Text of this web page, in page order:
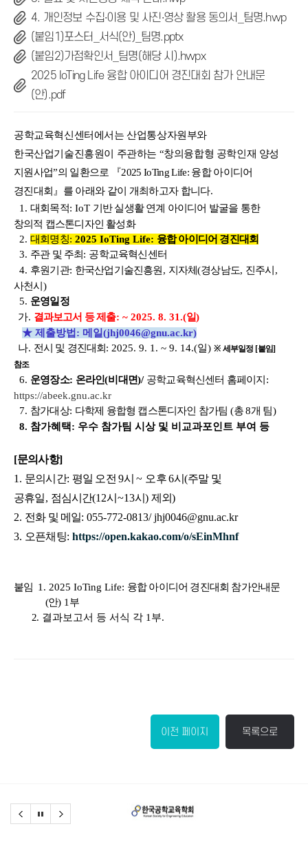
4. 개인정보 수집∙이용 및 사진∙영상 활용 동의서_팀명.hwp
(붙임1)포스터_서식(안)_팀명.pptx
(붙임2)가점확인서_팀명(해당 시).hwpx
2025 IoTing Life 융합 아이디어 경진대회 참가 안내문
(안).pdf
공학교육혁신센터에서는 산업통상자원부와
한국산업기술진흥원이 주관하는 “창의융합형 공학인재 양성
지원사업”의 일환으로 『2025 IoTing Life: 융합 아이디어
경진대회 』 를 아래와 같이 개최하고자 합니다.
1. 대회목적: IoT 기반 실생활 연계 아이디어 발굴을 통한
창의적 캡스톤디자인 활성화
2. 대회명칭: 2025 IoTing Life: 융합 아이디어 경진대회
3. 주관 및 주최 : 공학교육혁신센터
4. 후원기관: 한국산업기술진흥원 , 지자체(경상남도, 진주시 ,
사천시 )
5. 운영일정
가. 결과보고서 등 제출: ~ 2025. 8. 31.(일)
★ 제출방법: 메일(jhj0046@gnu.ac.kr)
나. 전시 및 경진대회 : 2025. 9. 1. ~ 9. 14.(일) ※ 세부일정 [붙임]
참조
6. 운영장소: 온라인(비대면)/ 공학교육혁신센터 홈페이지 :
https://abeek.gnu.ac.kr
7. 참가대상: 다학제 융합형 캡스톤디자인 참가팀 (총8개 팀)
8. 참가혜택: 우수 참가팀 시상 및 비교과포인트 부여 등
[문의사항]
1. 문의시간: 평일 오전9시~ 오후6시(주말 및
공휴일, 점심시간(12시 ~13시 ) 제외)
2. 전화 및 메일: 055-772-0813/ jhj0046@gnu.ac.kr
3. 오픈채팅: https://open.kakao.com/o/sEinMhnf
붙임 1. 2025 IoTing Life: 융합 아이디어 경진대회 참가안내문
(안) 1 부
2. 결과보고서 등 서식 각 1부.
이전 페이지 목록으로